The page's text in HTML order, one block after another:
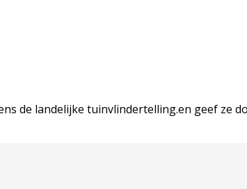
de landelijke tuinvlindertelling.en geef ze